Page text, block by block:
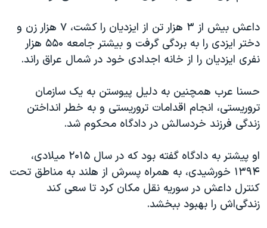
داعش بیش از ۳ هزار تن از ایزدیان را کشت، ۷ هزار زن و
دختر ایزدی را به بردگی گرفت و بیشتر جامعه ۵۵۰ هزار
نفری ایزدیان را از خانه اجدادی خود در شمال عراق راند.
حسنا عرب همچنین به دلیل پیوستن به یک سازمان
تروریستی، انجام اقدامات تروریستی و به خطر انداختن
زندگی فرزند خردسالش در دادگاه محکوم شد.
او پیشتر به دادگاه گفته بود که در سال ۲۰۱۵ میلادی،
۱۳۹۴ خورشیدی، به همراه پسرش از هلند به مناطق تحت
کنترل داعش در سوریه نقل مکان کرد تا سعی کند
زندگی‌اش را بهبود ببخشد.